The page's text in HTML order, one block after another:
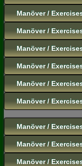
Manöver /
Manöver /
Manöver /
Manöver /
Manöver /
Manöver /
Manöver /
Manöver /
Manöver /